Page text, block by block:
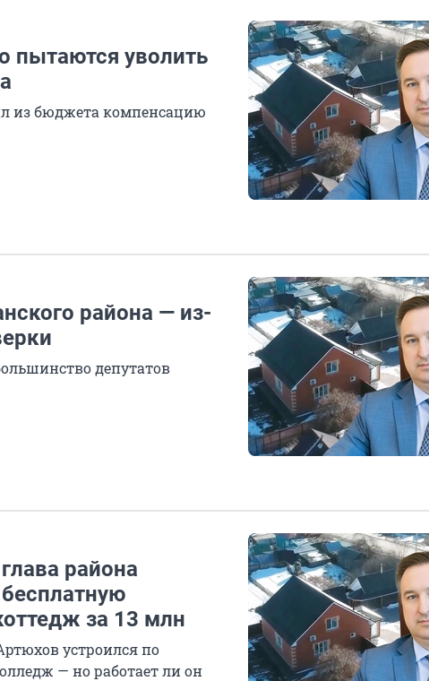
пытаются уволить
из бюджета компенсацию
района — из-
депутатов
района
за 13 млн
устроился по
— но работает ли он